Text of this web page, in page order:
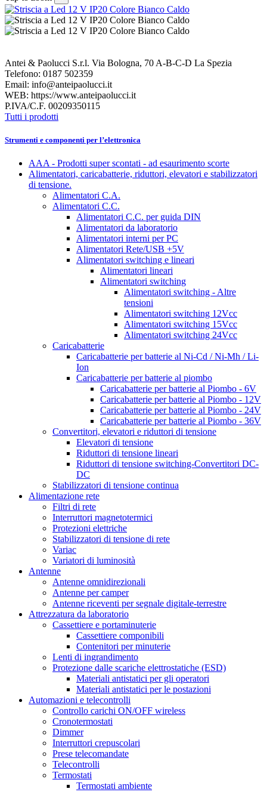
Antei & Paolucci S.r.l. Via Bologna, 70 A-B-C-D La Spezia
Telefono: 0187 502359
Email: info@anteipaolucci.it
WEB: https://www.anteipaolucci.it
P.IVA/C.F. 00209350115
Tutti i prodotti
Strumenti e componenti per l’elettronica
AAA - Prodotti super scontati - ad esaurimento scorte
Alimentatori, caricabatterie, riduttori, elevatori e stabilizzatori
di tensione.
Alimentatori C.A.
Alimentatori C.C.
Alimentatori C.C. per guida DIN
Alimentatori da laboratorio
Alimentatori interni per PC
Alimentatori Rete/USB +5V
Alimentatori switching e lineari
Alimentatori lineari
Alimentatori switching
Alimentatori switching - Altre
tensioni
Alimentatori switching 12Vcc
Alimentatori switching 15Vcc
Alimentatori switching 24Vcc
Caricabatterie
Caricabatterie per batterie al Ni-Cd / Ni-Mh / Li-
Ion
Caricabatterie per batterie al piombo
Caricabatterie per batterie al Piombo - 6V
Caricabatterie per batterie al Piombo - 12V
Caricabatterie per batterie al Piombo - 24V
Caricabatterie per batterie al Piombo - 36V
Convertitori, elevatori e riduttori di tensione
Elevatori di tensione
Riduttori di tensione lineari
Riduttori di tensione switching-Convertitori DC-
DC
Stabilizzatori di tensione continua
Alimentazione rete
Filtri di rete
Interruttori magnetotermici
Protezioni elettriche
Stabilizzatori di tensione di rete
Variac
Variatori di luminosità
Antenne
Antenne omnidirezionali
Antenne per camper
Antenne riceventi per segnale digitale-terrestre
Attrezzatura da laboratorio
Cassettiere e portaminuterie
Cassettiere componibili
Contenitori per minuterie
Lenti di ingrandimento
Protezione dalle scariche elettrostatiche (ESD)
Materiali antistatici per gli operatori
Materiali antistatici per le postazioni
Automazioni e telecontrolli
Controllo carichi ON/OFF wireless
Cronotermostati
Dimmer
Interruttori crepuscolari
Prese telecomandate
Telecontrolli
Termostati
Termostati ambiente